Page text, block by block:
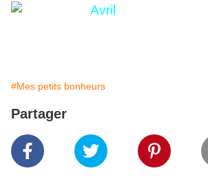
#Mes petits bonheurs
Partager